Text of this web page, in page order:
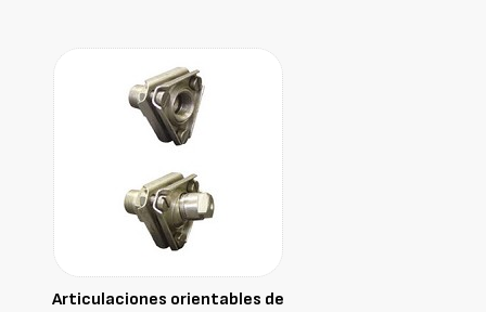
Articulaciones orientables de